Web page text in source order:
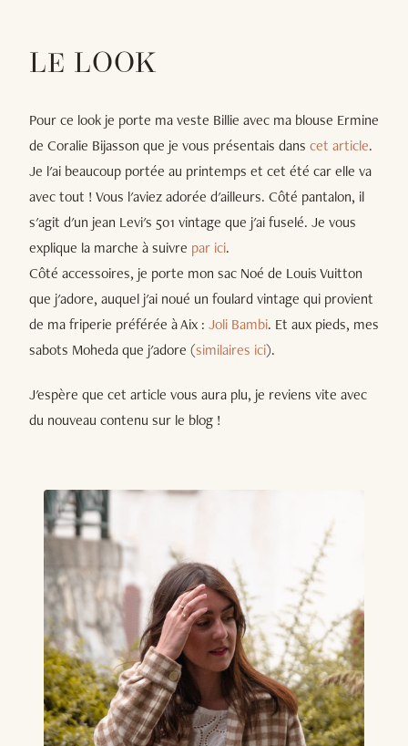
LE LOOK
Pour ce look je porte ma veste Billie avec ma blouse Ermine
de Coralie Bijasson que je vous présentais dans cet article.
Je l'ai beaucoup portée au printemps et cet été car elle va
avec tout ! Vous l'aviez adorée d'ailleurs. Côté pantalon, il
s'agit d'un jean Levi's 501 vintage que j'ai fuselé. Je vous
explique la marche à suivre par ici.
Côté accessoires, je porte mon sac Noé de Louis Vuitton
que j'adore, auquel j'ai noué un foulard vintage qui provient
de ma friperie préférée à Aix : Joli Bambi. Et aux pieds, mes
sabots Moheda que j'adore (similaires ici).
J'espère que cet article vous aura plu, je reviens vite avec
du nouveau contenu sur le blog !